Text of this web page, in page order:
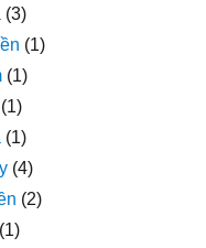
(3)
(1)
(1)
(1)
(1)
(4)
(2)
(1)